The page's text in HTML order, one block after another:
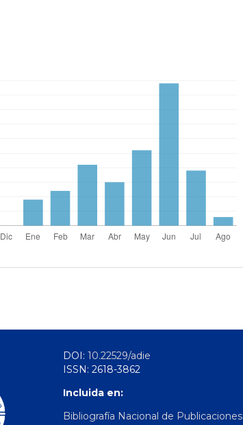
DOI: 10.22529/adie
ISSN: 2618-3862
Incluida en:
Bibliografía Nacional de Publicaciones